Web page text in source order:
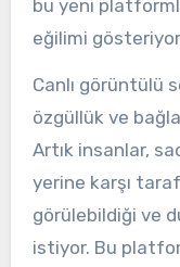
bu yeni
eğilimi
Canlı görüntülü
özgüllük ve
Artık insanlar,
yerine karşı
görülebildiği ve
istiyor. Bu